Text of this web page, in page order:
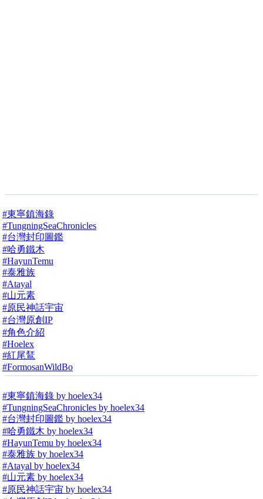
#東寧鎮海錄
#TungningSeaChronicles
#台灣封印圖鑑
#哈勇鐵木
#HayunTemu
#泰雅族
#Atayal
#山元素
#原民神話宇宙
#台灣原創IP
#角色介紹
#Hoelex
#紅尾鵟
#FormosanWildBo
#東寧鎮海錄 by hoelex34
#TungningSeaChronicles by hoelex34
#台灣封印圖鑑 by hoelex34
#哈勇鐵木 by hoelex34
#HayunTemu by hoelex34
#泰雅族 by hoelex34
#Atayal by hoelex34
#山元素 by hoelex34
#原民神話宇宙 by hoelex34